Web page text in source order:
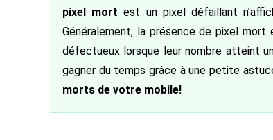
pixel mort est un pixel défaillant
Généralement, la présence de pixel
défectueux lorsque leur nombre atteint
gagner du temps grâce à une petite
morts de votre mobile!